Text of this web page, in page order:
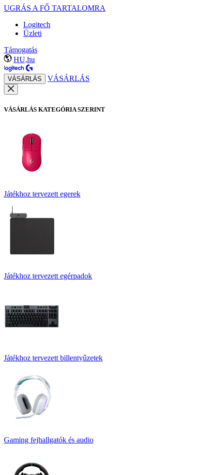
UGRÁS A FŐ TARTALOMRA
Logitech
Üzleti
Támogatás
HU,hu
VÁSÁRLÁS VÁSÁRLÁS
VÁSÁRLÁS KATEGÓRIA SZERINT
Játékhoz tervezett egerek
Játékhoz tervezett egérpadok
Játékhoz tervezett billentyűzetek
Gaming fejhallgatók és audio